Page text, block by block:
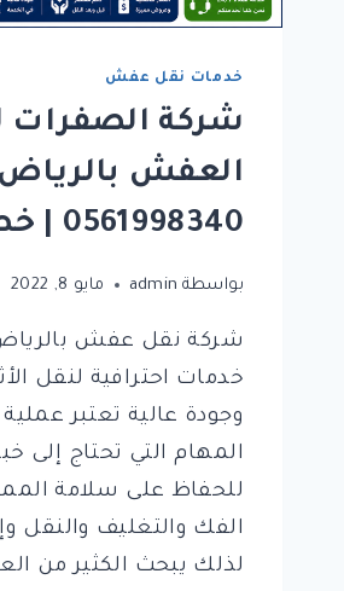
خدمات نقل عفش
شركة الصفرات
العفش بالرياض
0561998340 | خصم 30 %
بواسطة admin مايو 8, 2022
شركة نقل عفش
خدمات احترافية لنقل
وجودة عالية تعتبر
المهام التي تحتاج إلى
للحفاظ على سلامة
الفك والتغليف والنقل
لذلك يبحث الكثير من